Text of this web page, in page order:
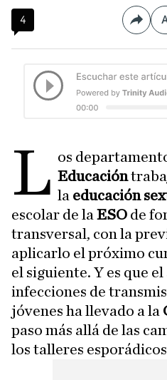
4
L os
Educación
la educación
escolar de la ESO de
transversal, con la
aplicarlo el próximo
el siguiente. Y es que
infecciones de
jóvenes ha llevado a la
paso más allá de las
los talleres